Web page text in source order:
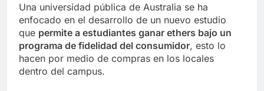
Una universidad pública de Australia se ha
enfocado en el desarrollo de un nuevo estudio
que permite a estudiantes ganar ethers bajo un
programa de fidelidad del consumidor, esto lo
hacen por medio de compras en los locales
dentro del campus.